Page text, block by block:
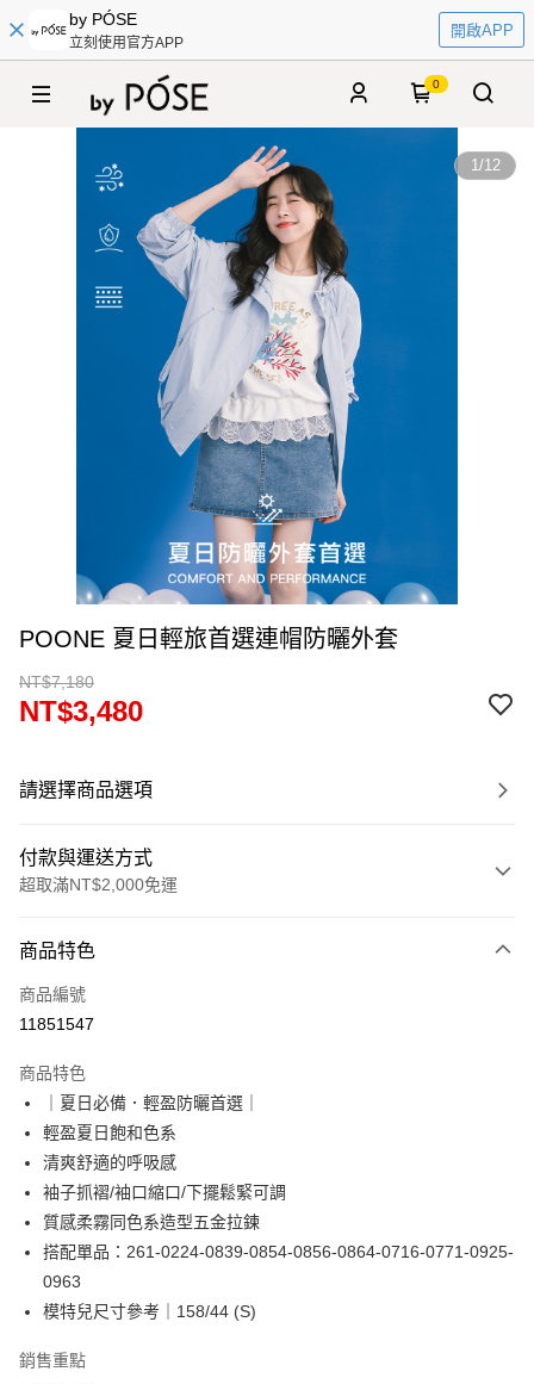
by PÓSE
立刻使用官方APP
開啟APP
0
1/12
POONE 夏日輕旅首選連帽防曬外套
NT$7,180
NT$3,480
請選擇商品選項
付款與運送方式
超取滿NT$2,000免運
信用卡一次付款
超商取貨付款
Apple Pay
街口支付
悠遊付
Google Pay
ATM付款
全家取貨付款
商品特色
商品編號
11851547
商品特色
｜夏日必備．輕盈防曬首選｜
輕盈夏日飽和色系
清爽舒適的呼吸感
袖子抓褶/袖口縮口/下擺鬆緊可調
質感柔霧同色系造型五金拉鍊
搭配單品：261-0224-0839-0854-0856-0864-0716-0771-0925-
0963
模特兒尺寸參考｜158/44 (S)
銷售重點